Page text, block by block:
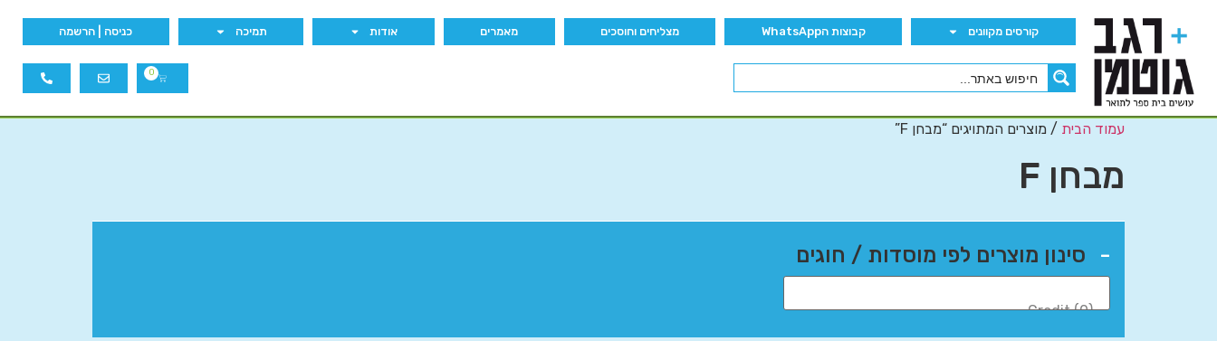
קורסים מקוונים קבוצות הWhatsApp מצליחים וחוסכים מאמרים אודות תמיכה כניסה | הרשמה
0
עמוד הבית / מוצרים המתויגים “מבחן F”
מבחן F
סינון מוצרים לפי מוסדות / חוגים -